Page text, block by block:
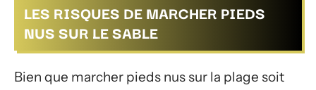
LES RISQUES DE MARCHER PIEDS
NUS SUR LE SABLE
Bien que marcher pieds nus sur la plage soit